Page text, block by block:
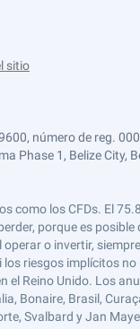
sitio
número de reg.
Phase 1, Belize City,
como los CFDs. El
porque es
o invertir,
riesgos implícitos
Reino Unido. Los
Bonaire, Brasil,
Svalbard y Jan